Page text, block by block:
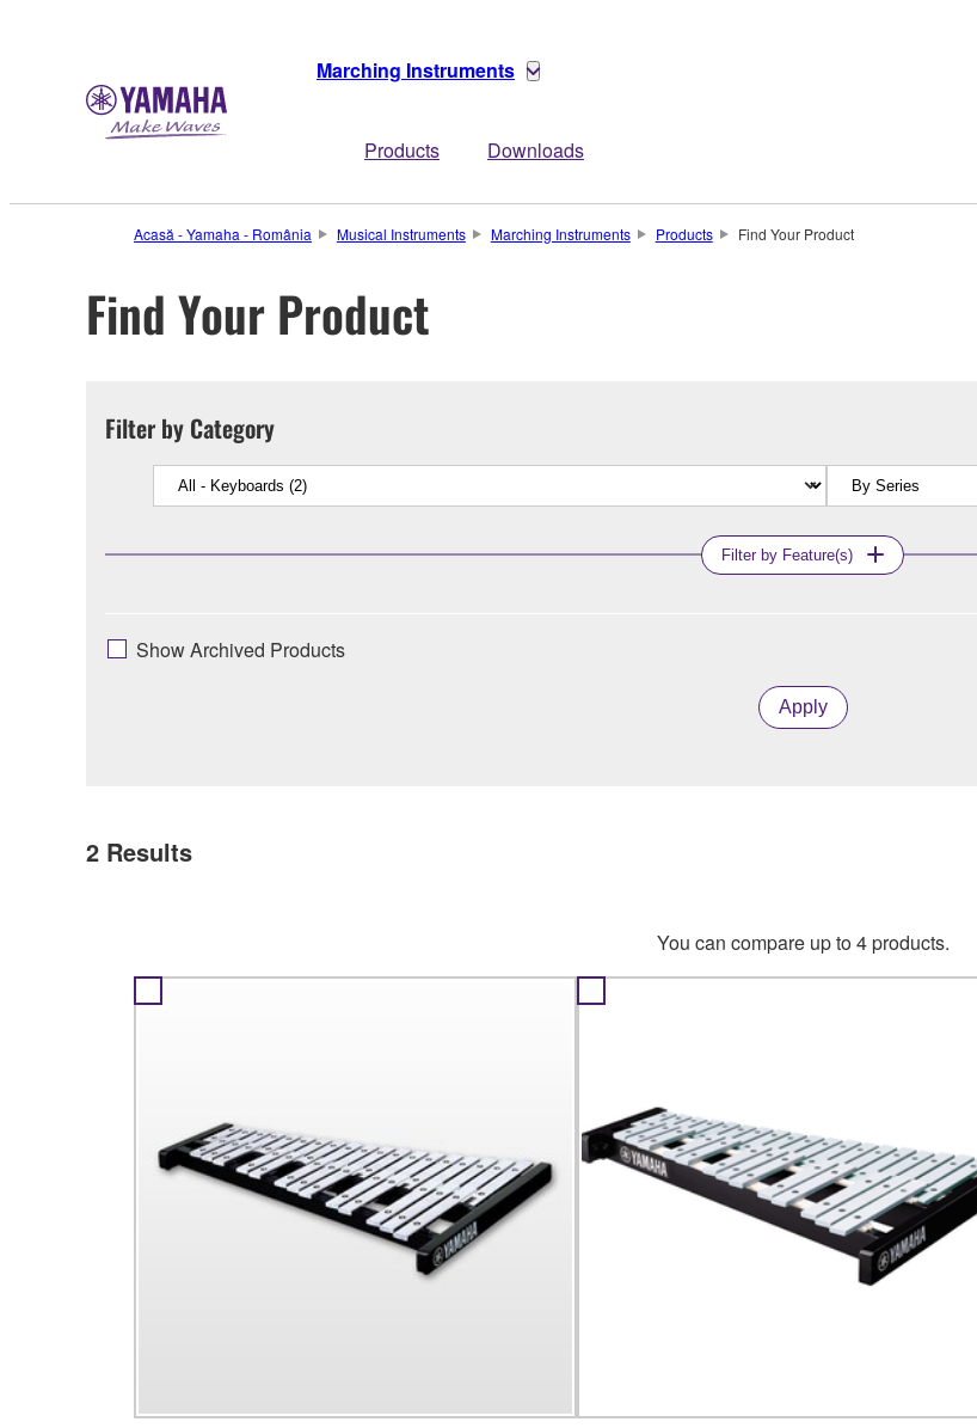
Marching Instruments
Products Downloads
Acasă - Yamaha - România Musical Instruments Marching Instruments Products Find Your Product
Find Your Product
Filter by Category
Filter by Feature(s)
Show Archived Products
Apply
2 Results
You can compare up to 4 products.